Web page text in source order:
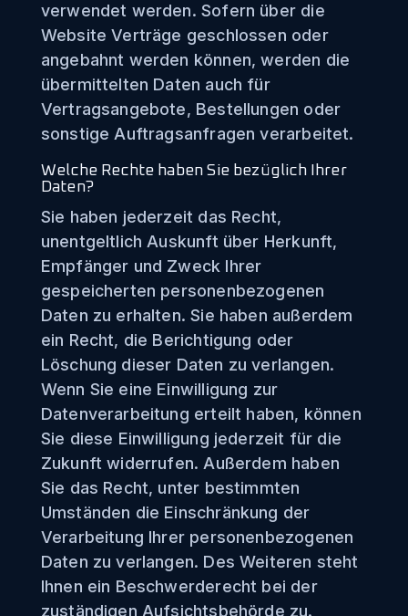
verwendet werden. Sofern über die
Website Verträge geschlossen oder
angebahnt werden können, werden die
übermittelten Daten auch für
Vertragsangebote, Bestellungen oder
sonstige Auftragsanfragen verarbeitet.
Welche Rechte haben Sie bezüglich Ihrer
Daten?
Sie haben jederzeit das Recht,
unentgeltlich Auskunft über Herkunft,
Empfänger und Zweck Ihrer
gespeicherten personenbezogenen
Daten zu erhalten. Sie haben außerdem
ein Recht, die Berichtigung oder
Löschung dieser Daten zu verlangen.
Wenn Sie eine Einwilligung zur
Datenverarbeitung erteilt haben, können
Sie diese Einwilligung jederzeit für die
Zukunft widerrufen. Außerdem haben
Sie das Recht, unter bestimmten
Umständen die Einschränkung der
Verarbeitung Ihrer personenbezogenen
Daten zu verlangen. Des Weiteren steht
Ihnen ein Beschwerderecht bei der
zuständigen Aufsichtsbehörde zu.